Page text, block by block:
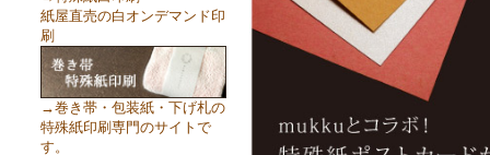
紙屋直売の白オンデマンド印
刷
→巻き帯・包装紙・下げ札の
特殊紙印刷専門のサイトで
す。